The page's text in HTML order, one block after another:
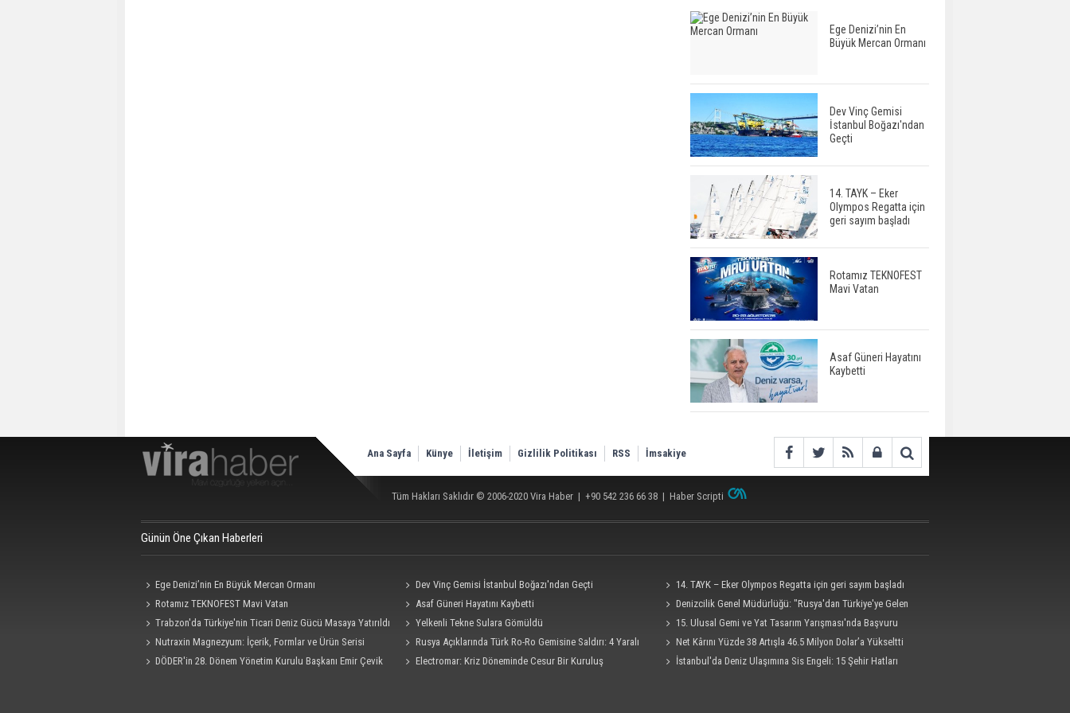
Ege Denizi’nin En
Büyük Mercan Ormanı
Dev Vinç Gemisi
İstanbul Boğazı'ndan
Geçti
14. TAYK – Eker
Olympos Regatta için
geri sayım başladı
Rotamız TEKNOFEST
Mavi Vatan
Asaf Güneri Hayatını
Kaybetti
Ana Sayfa Künye İletişim Gizlilik Politikası RSS İmsakiye
Tüm Hakları Saklıdır © 2006-2020 Vira Haber | +90 542 236 66 38 | Haber Scripti
Günün Öne Çıkan Haberleri
Ege Denizi’nin En Büyük Mercan Ormanı Dev Vinç Gemisi İstanbul Boğazı'ndan Geçti
14. TAYK – Eker Olympos Regatta için geri sayım başladı
Rotamız TEKNOFEST Mavi Vatan
Asaf Güneri Hayatını Kaybetti
Denizcilik Genel Müdürlüğü: "Rusya'dan Türkiye'ye Gelen
Ro-Ro Gemisi Dron Saldırısına Uğradı"
Trabzon'da Türkiye'nin Ticari Deniz Gücü Masaya Yatırıldı Yelkenli Tekne Sulara Gömüldü
15. Ulusal Gemi ve Yat Tasarım Yarışması'nda Başvuru
Süresi 4 Eylül'e Uzatıldı
Nutraxin Magnezyum: İçerik, Formlar ve Ürün Serisi
Rehberi
Rusya Açıklarında Türk Ro-Ro Gemisine Saldırı: 4 Yaralı
Net Kârını Yüzde 38 Artışla 46.5 Milyon Dolar’a Yükseltti
DÖDER'in 28. Dönem Yönetim Kurulu Başkanı Emir Çevik
Electromar: Kriz Döneminde Cesur Bir Kuruluş
İstanbul'da Deniz Ulaşımına Sis Engeli: 15 Şehir Hatları